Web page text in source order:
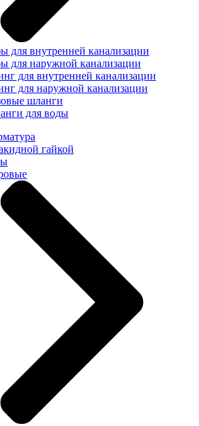
для внутренней канализации
для наружной канализации
для внутренней канализации
для наружной канализации
шланги
для воды
гайкой